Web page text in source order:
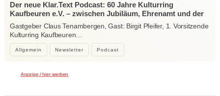
Allgemein Newsletter Podcast
Der neue Klar.Text Podcast: 60 Jahre Kulturring
Kaufbeuren e.V. – zwischen Jubiläum, Ehrenamt und der
Kraft der Kultur
Gastgeber Claus Tenambergen, Gast: Birgit Pfeifer, 1. Vorsitzende
Kulturring Kaufbeuren…
Anzeige / hier werben